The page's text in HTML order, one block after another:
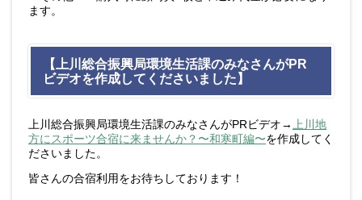
ます。
【上川総合振興局環境生活課のみなさんがPR
ビデオを作成してくださいました】
上川総合振興局環境生活課のみなさんがPRビデオ→
上川地
方にスポーツ合宿に来ませんか？〜和寒町編〜を作成してく
ださいました。
皆さんの合宿利用をお待ちしております！